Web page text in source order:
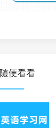
随便看看